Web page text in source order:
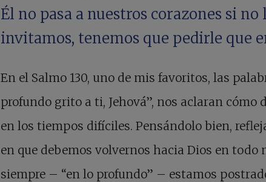
Él no pasa a nuestros corazones si no
invitamos, tenemos que pedirle que
En el Salmo 130, uno de mis favoritos, las
profundo grito a ti, Jehová”, nos aclaran cómo
en los tiempos difíciles. Pensándolo bien,
en que debemos volvernos hacia Dios en todo
siempre – “en lo profundo” – estamos